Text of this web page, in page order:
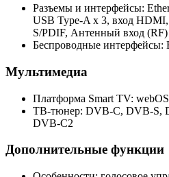
Разъемы и интерфейсы:
USB Type-A x 3, вход
S/PDIF, Антенный вход (RF)
Беспроводные интерфейсы:
Мультимедиа
Платформа Smart TV: webOS
ТВ-тюнер: DVB-C, DVB-S,
DVB-C2
Дополнительные функции